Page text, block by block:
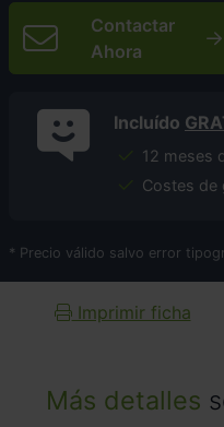
Más detalles
Contactar
Ahora
Incluído
12 meses
Costes de
* Precio válido salvo error
Imprimir ficha